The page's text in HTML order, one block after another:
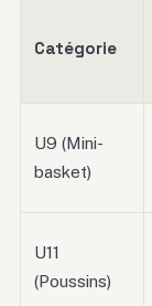
Catégorie
U9 (Mini-
basket)
U11
(Poussins)